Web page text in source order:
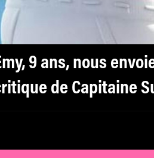
9 ans, nous
de Capitaine